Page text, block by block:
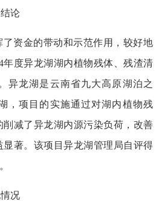
论
资金的带动和示范作用，较好地
年度异龙湖湖内植物残体、残渣清
异龙湖是云南省九大高原湖泊之
，项目的实施通过对湖内植物残
减了异龙湖内源污染负荷，改善
著。该项目异龙湖管理局自评得
况